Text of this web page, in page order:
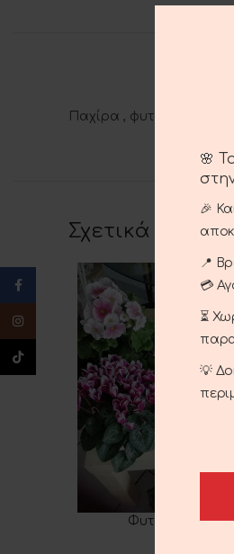
Παχίρα , φυτό
Σχετικά
ΠΡΟΣΘΉΚΗ ΣΤΟ ΚΑΛΆΘΙ
Φυτά Εποχής
Facebook
Instagram
🌸
🎉
📍
💳
⏳
💡